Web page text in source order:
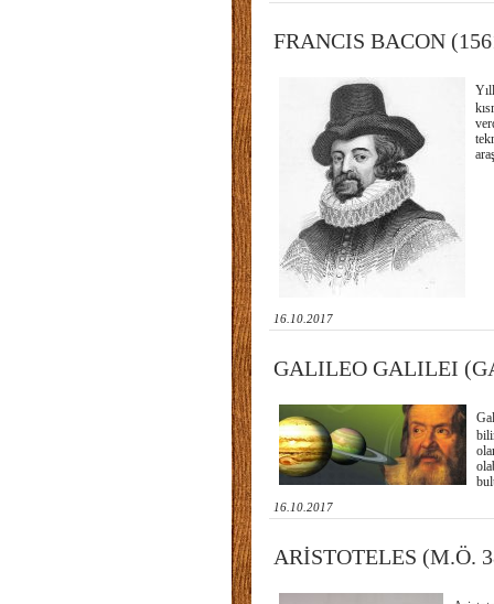
FRANCIS BACON
16.10.2017
GALILEO GALILEI
16.10.2017
ARİSTOTELES (M.Ö.